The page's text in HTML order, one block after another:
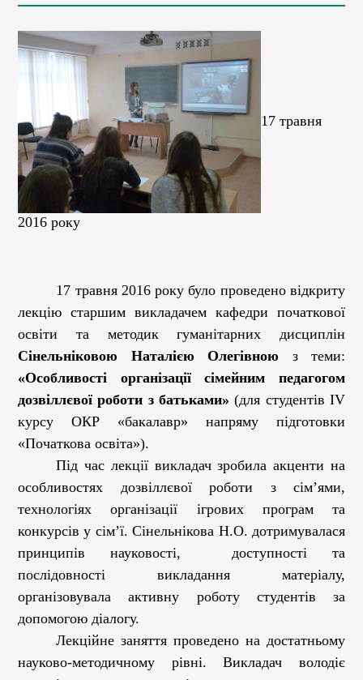
17 травня
2016 року
17 травня 2016 року було проведено відкриту
лекцію старшим викладачем кафедри початкової
освіти та методик гуманітарних дисциплін
Сінельніковою Наталією Олегівною з теми:
«Особливості організації сімейним педагогом
дозвіллєвої роботи з батьками» (для студентів ІV
курсу ОКР «бакалавр» напряму підготовки
«Початкова освіта»).
Під час лекції викладач зробила акценти на
особливостях дозвіллєвої роботи з сім’ями,
технологіях організації ігрових програм та
конкурсів у сім’ї. Сінельнікова Н.О. дотримувалася
принципів науковості, доступності та
послідовності викладання матеріалу,
організовувала активну роботу студентів за
допомогою діалогу.
Лекційне заняття проведено на достатньому
науково-методичному рівні. Викладач володіє